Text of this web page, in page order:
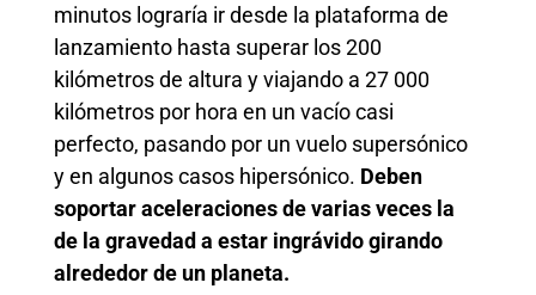
minutos lograría ir desde la plataforma de
lanzamiento hasta superar los 200
kilómetros de altura y viajando a 27 000
kilómetros por hora en un vacío casi
perfecto, pasando por un vuelo supersónico
y en algunos casos hipersónico. Deben
soportar aceleraciones de varias veces la
de la gravedad a estar ingrávido girando
alrededor de un planeta.